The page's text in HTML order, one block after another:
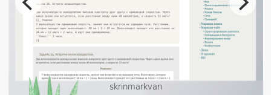
skrinmarkvan